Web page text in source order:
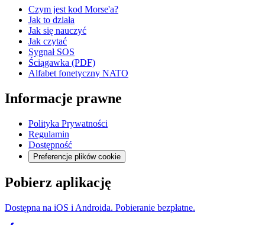
Czym jest kod Morse'a?
Jak to działa
Jak się nauczyć
Jak czytać
Sygnał SOS
Ściągawka (PDF)
Alfabet fonetyczny NATO
Informacje prawne
Polityka Prywatności
Regulamin
Dostępność
Preferencje plików cookie
Pobierz aplikację
Dostępna na iOS i Androida. Pobieranie bezpłatne.